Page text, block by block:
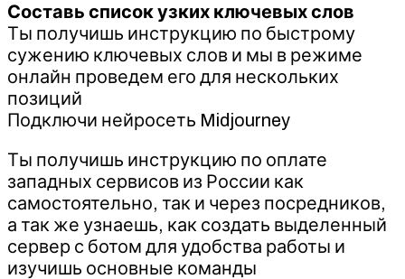
Составь список узких ключевых слов
Ты получишь инструкцию по быстрому
сужению ключевых слов и мы в режиме
онлайн проведем его для нескольких
позиций
Подключи нейросеть Midjourney
Ты получишь инструкцию по оплате
западных сервисов из России как
самостоятельно, так и через посредников,
а так же узнаешь, как создать выделенный
сервер с ботом для удобства работы и
изучишь основные команды